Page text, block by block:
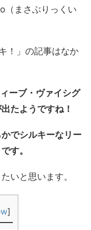
（まさぶりっくい
！」の記事はなか
ーブ・ヴァイシグ
たようですね！
でシルキーなリー
す。
いと思います。
]